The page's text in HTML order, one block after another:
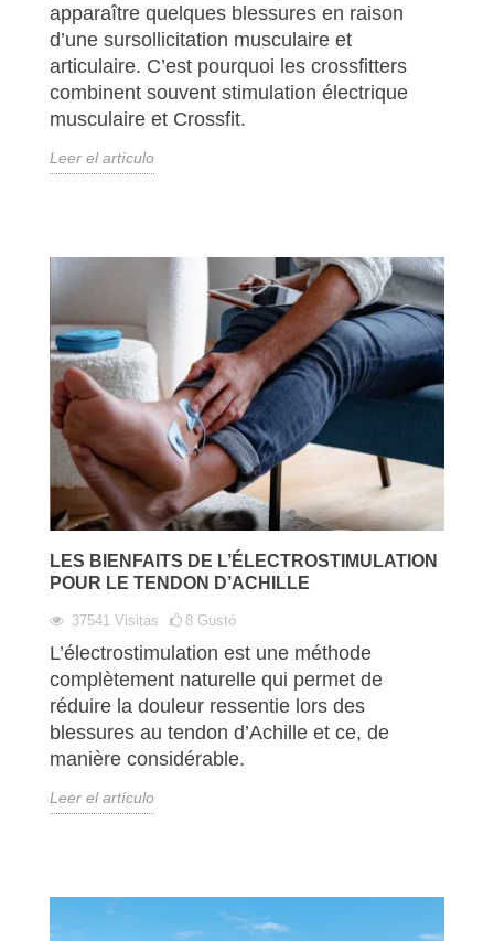
apparaître quelques blessures en raison
d’une sursollicitation musculaire et
articulaire. C’est pourquoi les crossfitters
combinent souvent stimulation électrique
musculaire et Crossfit.
Leer el artículo
LES BIENFAITS DE L’ÉLECTROSTIMULATION
POUR LE TENDON D’ACHILLE
37541 Visitas 8 Gustó
L’électrostimulation est une méthode
complètement naturelle qui permet de
réduire la douleur ressentie lors des
blessures au tendon d’Achille et ce, de
manière considérable.
Leer el artículo